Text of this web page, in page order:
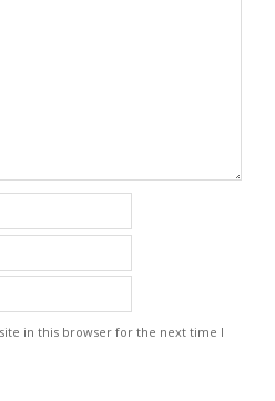
in this browser for the next time I